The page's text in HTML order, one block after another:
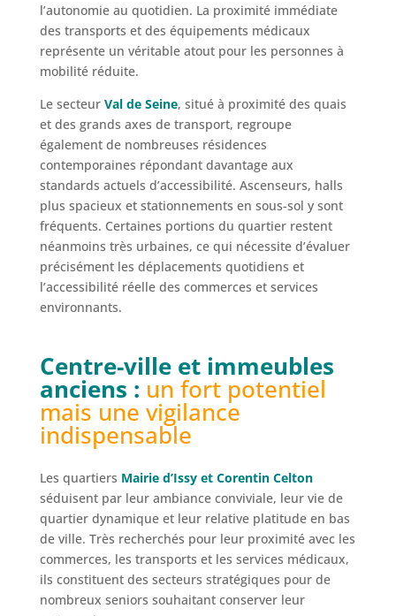
l’autonomie au quotidien. La proximité immédiate
des transports et des équipements médicaux
représente un véritable atout pour les personnes à
mobilité réduite.
Le secteur Val de Seine, situé à proximité des quais
et des grands axes de transport, regroupe
également de nombreuses résidences
contemporaines répondant davantage aux
standards actuels d’accessibilité. Ascenseurs, halls
plus spacieux et stationnements en sous-sol y sont
fréquents. Certaines portions du quartier restent
néanmoins très urbaines, ce qui nécessite d’évaluer
précisément les déplacements quotidiens et
l’accessibilité réelle des commerces et services
environnants.
Centre-ville et immeubles
anciens : un fort potentiel
mais une vigilance
indispensable
Les quartiers Mairie d’Issy et Corentin Celton
séduisent par leur ambiance conviviale, leur vie de
quartier dynamique et leur relative platitude en bas
de ville. Très recherchés pour leur proximité avec les
commerces, les transports et les services médicaux,
ils constituent des secteurs stratégiques pour de
nombreux seniors souhaitant conserver leur